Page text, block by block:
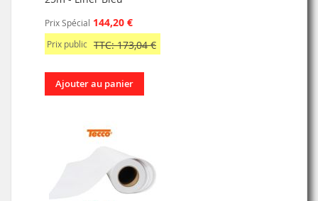
Prix Spécial 144,20 €
Prix public TTC: 173,04 €
Ajouter au panier